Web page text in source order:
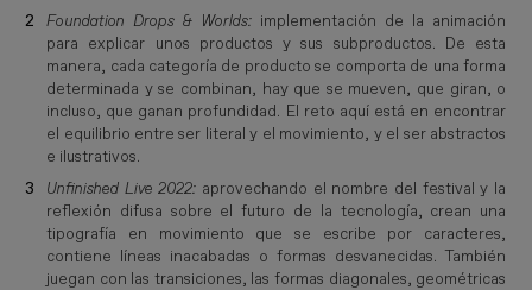
Foundation Drops & Worlds: implementación de la animación
para explicar unos productos y sus subproductos. De esta
manera, cada categoría de producto se comporta de una forma
determinada y se combinan, hay que se mueven, que giran, o
incluso, que ganan profundidad. El reto aquí está en encontrar
el equilibrio entre ser literal y el movimiento, y el ser abstractos
e ilustrativos.
Unfinished Live 2022: aprovechando el nombre del festival y la
reflexión difusa sobre el futuro de la tecnología, crean una
tipografía en movimiento que se escribe por caracteres,
contiene líneas inacabadas o formas desvanecidas. También
juegan con las transiciones, las formas diagonales, geométricas